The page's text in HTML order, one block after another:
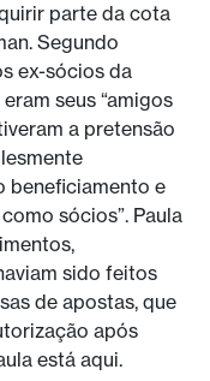
parte da cota
Segundo
ex-sócios da
seus “amigos
a pretensão
beneficiamento e
sócios”. Paula
sido feitos
de apostas, que
após
está aqui.